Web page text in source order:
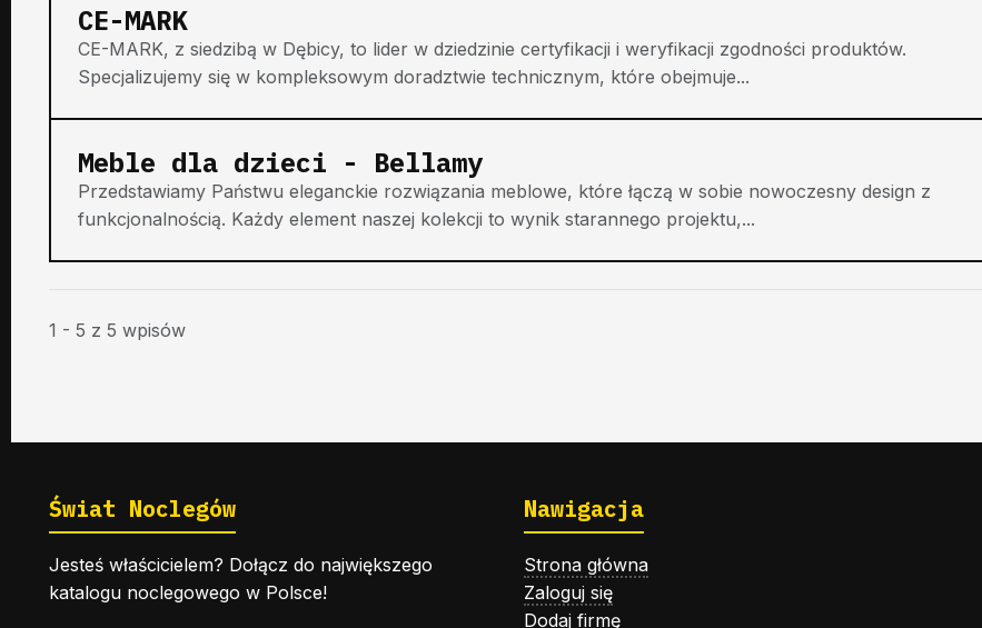
CE-MARK
CE-MARK, z siedzibą w Dębicy, to lider w dziedzinie certyfikacji i weryfikacji zgodności produktów.
Specjalizujemy się w kompleksowym doradztwie technicznym, które obejmuje...
Meble dla dzieci - Bellamy
Przedstawiamy Państwu eleganckie rozwiązania meblowe, które łączą w sobie nowoczesny design z
funkcjonalnością. Każdy element naszej kolekcji to wynik starannego projektu,...
1 - 5 z 5 wpisów
Świat Noclegów
Jesteś właścicielem? Dołącz do największego
katalogu noclegowego w Polsce!
Nawigacja
Strona główna
Zaloguj się
Dodaj firmę